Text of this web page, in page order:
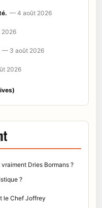
— 4 août 2026
— 3 août 2026
2026
Dries Bormans ?
?
le Chef Joffrey